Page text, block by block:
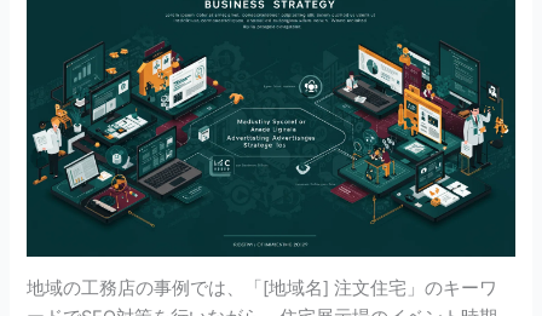
地域の工務店の事例では、「[地域名] 注文住宅」のキーワ